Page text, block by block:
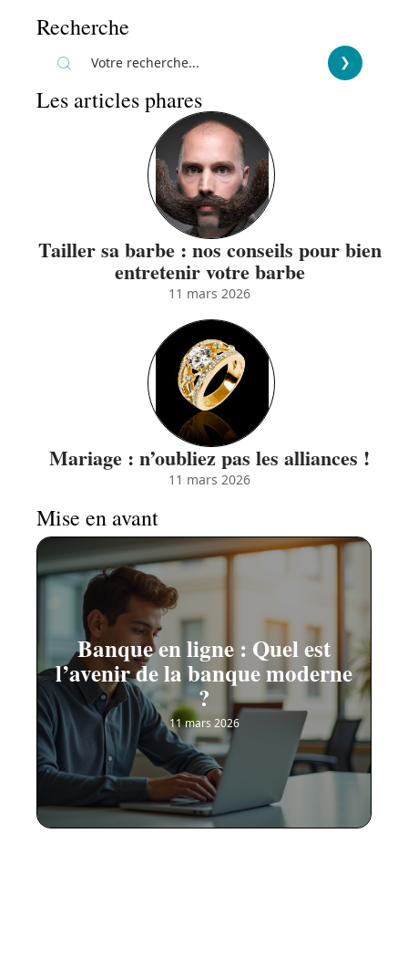
Recherche
Les articles phares
Tailler sa barbe : nos conseils pour bien
entretenir votre barbe
11 mars 2026
Mariage : n’oubliez pas les alliances !
11 mars 2026
Mise en avant
Banque en ligne : Quel est
l’avenir de la banque moderne
?
11 mars 2026